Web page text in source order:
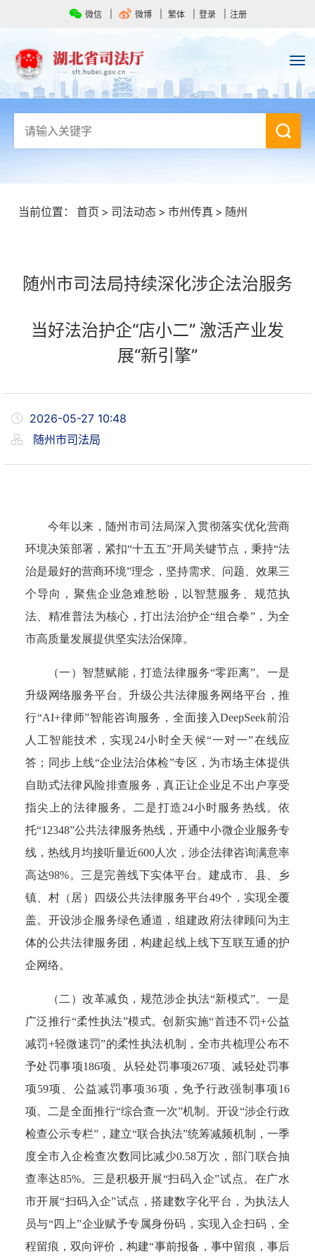
微信 微博 繁体 登录 注册
当前位置： 首页 > 司法动态 > 市州传真 > 随州
随州市司法局持续深化涉企法治服务
当好法治护企“店小二” 激活产业发
展“新引擎”
2026-05-27 10:48
随州市司法局
今年以来，随州市司法局深入贯彻落实优化营商
环境决策部署，紧扣“十五五”开局关键节点，秉持“法
治是最好的营商环境”理念，坚持需求、问题、效果三
个导向，聚焦企业急难愁盼，以智慧服务、规范执
法、精准普法为核心，打出法治护企“组合拳”，为全
市高质量发展提供坚实法治保障。
（一）智慧赋能，打造法律服务“零距离”。 一是
升级网络服务平台。升级公共法律服务网络平台，推
行“AI+律师”智能咨询服务，全面接入DeepSeek前沿
人工智能技术，实现24小时全天候“一对一”在线应
答；同步上线“企业法治体检”专区，为市场主体提供
自助式法律风险排查服务，真正让企业足不出户享受
指尖上的法律服务。
二是打造24小时服务热线。依
托“12348”公共法律服务热线，开通中小微企业服务专
线，热线月均接听量近600人次，涉企法律咨询满意率
高达98%。 三是完善线下实体平台。 建成市、县、乡
镇、村（居）四级公共法律服务平台49个，实现全覆
盖。开设涉企服务绿色通道，组建政府法律顾问为主
体的公共法律服务团，构建起线上线下互联互通的护
企网络。
（二）改革减负，规范涉企执法“新模式”。 一是
广泛推行“柔性执法”模式。创新实施“首违不罚+公益
减罚+轻微速罚”的柔性执法机制
， 全市共梳理公布不
予处罚事项186项、从轻处罚事项267项、减轻处罚事
项59项、公益减罚事项36项，免予行政强制事项16
项。
二是全面推行“综合查一次”机制。开设“涉企行政
检查公示专栏”，建立“联合执法”统筹减频机制，一季
度全市入企检查次数同比减少0.58万次，部门联合抽
查率达85%。 三是积极开展“扫码入企”试点。 在广水
市开展“扫码入企”试点，搭建数字化平台，为执法人
员与“四上”企业赋予专属身份码，实现入企扫码，全
程留痕，双向评价，构建“事前报备，事中留痕，事后